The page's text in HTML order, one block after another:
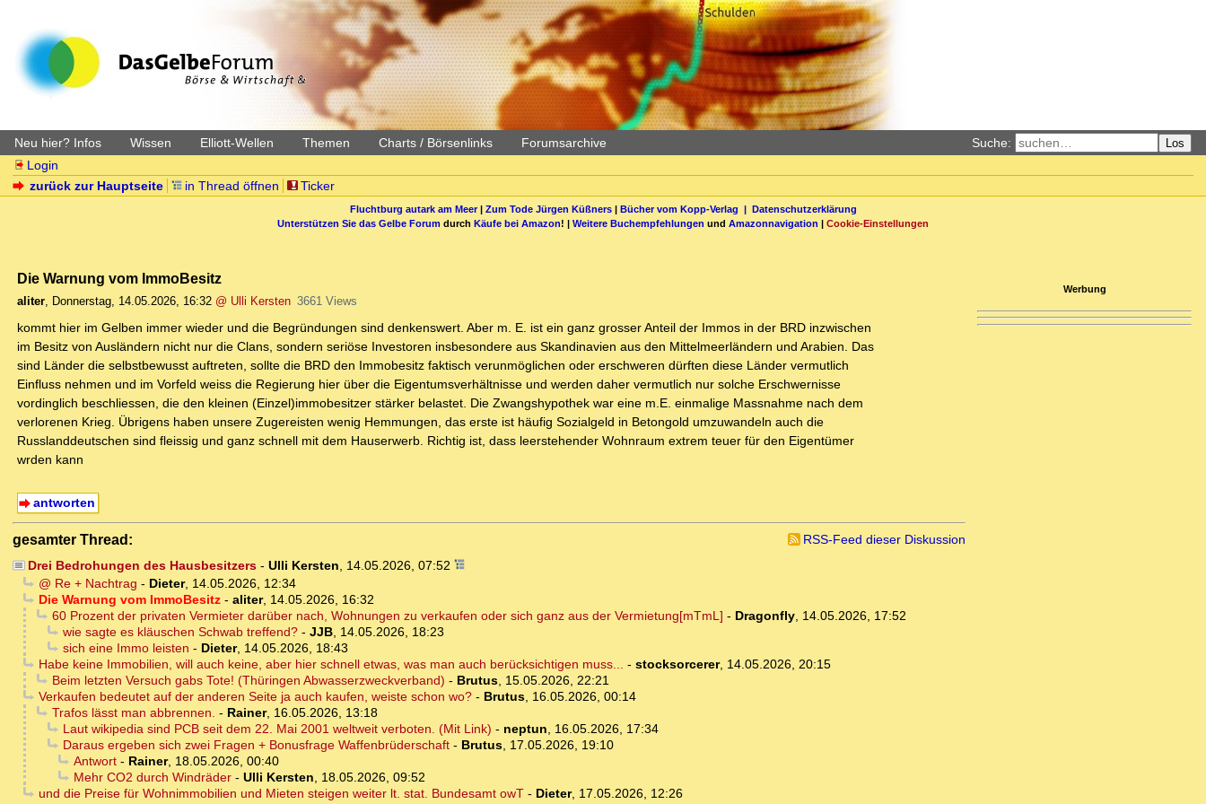
Neu hier? Infos Wissen Elliott-Wellen Themen Charts / Börsenlinks Forumsarchive Suche: Los
Login
zurück zur Hauptseite
in Thread öffnen Ticker
Fluchtburg autark am Meer| Zum Tode Jürgen Küßners| Bücher vom Kopp-Verlag | Datenschutzerklärung
Unterstützen Sie das Gelbe Forum durch Käufe bei Amazon! | Weitere Buchempfehlungen und Amazonnavigation | Cookie-Einstellungen
Die Warnung vom ImmoBesitz
aliter, Donnerstag, 14.05.2026, 16:32 @ Ulli Kersten 3661 Views
kommt hier im Gelben immer wieder und die Begründungen sind denkenswert. Aber m. E. ist ein ganz grosser Anteil der Immos in der BRD inzwischen
im Besitz von Ausländern nicht nur die Clans, sondern seriöse Investoren insbesondere aus Skandinavien aus den Mittelmeerländern und Arabien. Das
sind Länder die selbstbewusst auftreten, sollte die BRD den Immobesitz faktisch verunmöglichen oder erschweren dürften diese Länder vermutlich
Einfluss nehmen und im Vorfeld weiss die Regierung hier über die Eigentumsverhältnisse und werden daher vermutlich nur solche Erschwernisse
vordinglich beschliessen, die den kleinen (Einzel)immobesitzer stärker belastet. Die Zwangshypothek war eine m.E. einmalige Massnahme nach dem
verlorenen Krieg. Übrigens haben unsere Zugereisten wenig Hemmungen, das erste ist häufig Sozialgeld in Betongold umzuwandeln auch die
Russlanddeutschen sind fleissig und ganz schnell mit dem Hauserwerb. Richtig ist, dass leerstehender Wohnraum extrem teuer für den Eigentümer
wrden kann
antworten
gesamter Thread:
RSS-Feed dieser Diskussion
Drei Bedrohungen des Hausbesitzers- Ulli Kersten, 14.05.2026, 07:52
@ Re + Nachtrag - Dieter, 14.05.2026, 12:34
Die Warnung vom ImmoBesitz- aliter, 14.05.2026, 16:32
60 Prozent der privaten Vermieter darüber nach, Wohnungen zu verkaufen oder sich ganz aus der Vermietung[mTmL] - Dragonfly, 14.05.2026, 17:52
wie sagte es kläuschen Schwab treffend?- JJB, 14.05.2026, 18:23
sich eine Immo leisten - Dieter, 14.05.2026, 18:43
Habe keine Immobilien, will auch keine, aber hier schnell etwas, was man auch berücksichtigen muss... - stocksorcerer, 14.05.2026, 20:15
Beim letzten Versuch gabs Tote! (Thüringen Abwasserzweckverband) - Brutus, 15.05.2026, 22:21
Verkaufen bedeutet auf der anderen Seite ja auch kaufen, weiste schon wo?- Brutus, 16.05.2026, 00:14
Trafos lässt man abbrennen. - Rainer, 16.05.2026, 13:18
Laut wikipedia sind PCB seit dem 22. Mai 2001 weltweit verboten. (Mit Link) - neptun, 16.05.2026, 17:34
Daraus ergeben sich zwei Fragen + Bonusfrage Waffenbrüderschaft- Brutus, 17.05.2026, 19:10
Antwort- Rainer, 18.05.2026, 00:40
Mehr CO2 durch Windräder- Ulli Kersten, 18.05.2026, 09:52
und die Preise für Wohnimmobilien und Mieten steigen weiter lt. stat. Bundesamt owT- Dieter, 17.05.2026, 12:26
Werbung